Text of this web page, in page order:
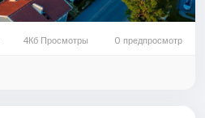
4Кб Просмотры 0 предпросмотр